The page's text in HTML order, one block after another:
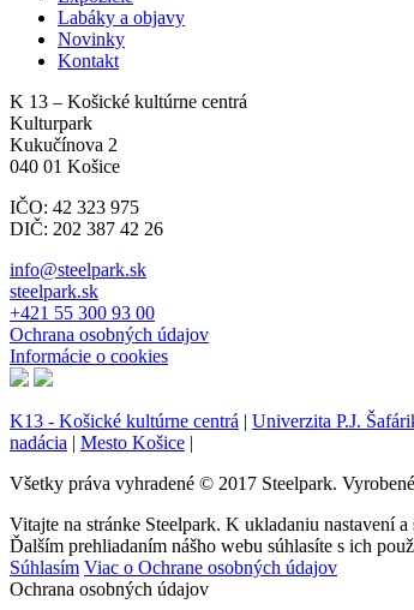
Labáky a objavy
Novinky
Kontakt
K 13 – Košické kultúrne centrá
Kulturpark
Kukučínova 2
040 01 Košice
IČO: 42 323 975
DIČ: 202 387 42 26
info@steelpark.sk
steelpark.sk
+421 55 300 93 00
Ochrana osobných údajov
Informácie o cookies
K13 - Košické kultúrne centrá | Univerzita P.J.
nadácia | Mesto Košice |
Všetky práva vyhradené © 2017 Steelpark. Vyrobené
Vitajte na stránke Steelpark. K ukladaniu nastavení
Ďalším prehliadaním nášho webu súhlasíte s ich
Súhlasím Viac o Ochrane osobných údajov
Ochrana osobných údajov